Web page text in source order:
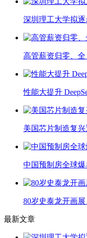
深圳理工大学拟
高管薪资归零、
性能大提升
美国芯片制造复
中国预制房全球
80岁史泰龙开画
最新文章